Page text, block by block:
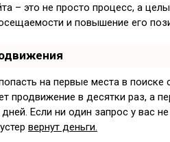
– это не просто процесс, а
и повышение его
на первые места в поиске
продвижение в десятки раз, а
Если ни один запрос у вас
вернут деньги.